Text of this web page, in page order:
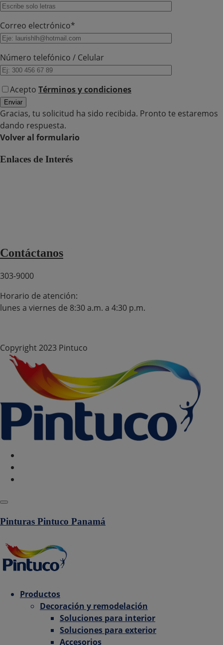
Correo electrónico*
Número telefónico / Celular
Acepto Términos y condiciones
Gracias, tu solicitud ha sido recibida. Pronto te estaremos
dando respuesta.
Volver al formulario
Enlaces de Interés
Contáctanos
303-9000
Horario de atención:
lunes a viernes de 8:30 a.m. a 4:30 p.m.
Copyright 2023 Pintuco
Pinturas Pintuco Panamá
Productos
Decoración y remodelación
Soluciones para interior
Soluciones para exterior
Accesorios